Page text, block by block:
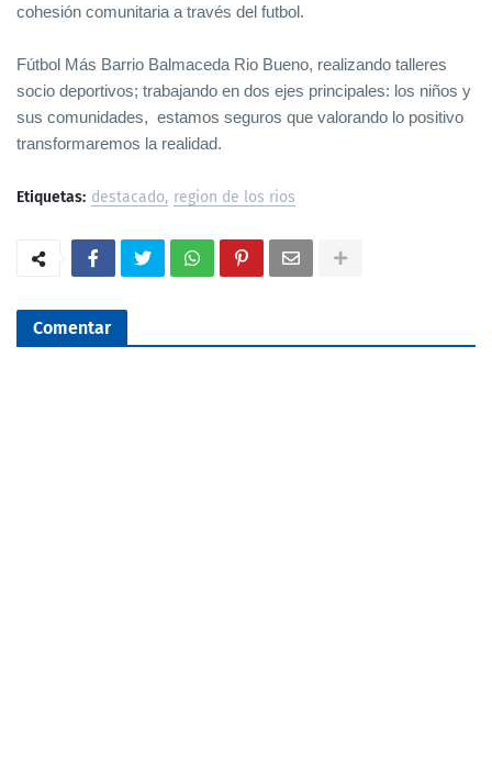
cohesión comunitaria a través del futbol.
Fútbol Más Barrio Balmaceda Rio Bueno, realizando talleres
socio deportivos; trabajando en dos ejes principales: los niños y
sus comunidades, estamos seguros que valorando lo positivo
transformaremos la realidad.
Etiquetas: destacado region de los rios
Comentar